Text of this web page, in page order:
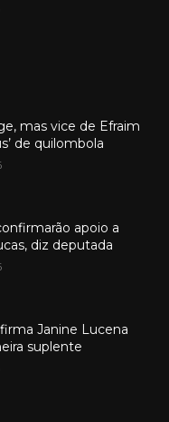
mas vice de Efraim
de quilombola
apoio a
diz deputada
Janine Lucena
suplente